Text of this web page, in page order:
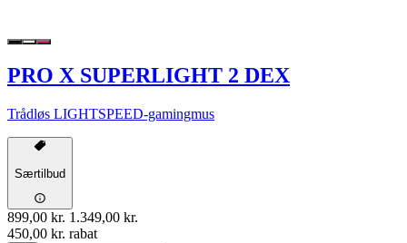
PRO X SUPERLIGHT 2 DEX
Trådløs LIGHTSPEED-gamingmus
Særtilbud
899,00 kr. 1.349,00 kr.
450,00 kr. rabat